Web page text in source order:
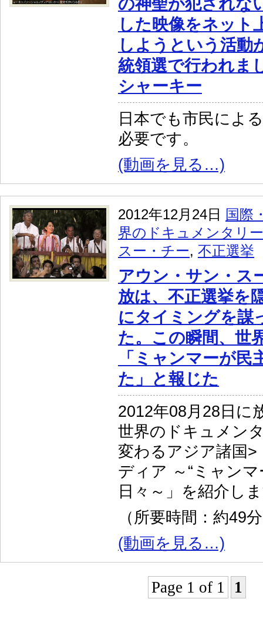
の神聖が犯されな
した映像をネット
しようという活動
統領選で行われま
シャーキー
日本でも市民によ
必要です。
(動画を見る…)
2012年12月24日 国際
界のドキュメンタリー
スー・チー, 不正選挙
アウン・サン・ス
放は、不正選挙を
にタイミングを謀
た。この瞬間、世
「ミャンマーが民
た」と報じた
2012年08月28日に
世界のドキュメン
変わるアジア諸国>
ディア ～“ミャン
日々～」を紹介し
（所要時間：約49
(動画を見る…)
Page 1 of 1 1